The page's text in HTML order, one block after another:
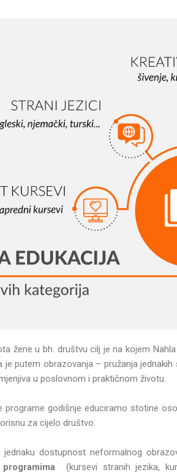
žene u bh. društvu cilj je na kojem
je putem obrazovanja – pružanja
u poslovnom i praktičnom životu.
programe godišnje educiramo stotine
za cijelo društvo.
jednaku dostupnost neformalnog
(kursevi stranih jezika,